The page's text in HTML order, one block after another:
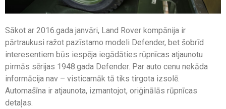
Sākot ar 2016.gada janvāri, Land Rover kompānija ir
pārtraukusi ražot pazīstamo modeli Defender, bet šobrīd
interesentiem būs iespēja iegādāties rūpnīcas atjaunotu
pirmās sērijas 1948.gada Defender. Par auto cenu nekāda
informācija nav – visticamāk tā tiks tirgota izsolē.
Automašīna ir atjaunota, izmantojot, oriģinālās rūpnīcas
detaļas.